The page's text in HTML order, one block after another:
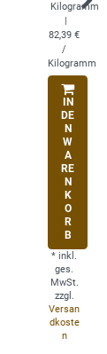
Kilogramm
82,39 €
/
Kilogramm
IN
DE
N
W
A
RE
N
K
O
R
B
* inkl.
ges.
MwSt.
zzgl.
Versan
dkoste
n